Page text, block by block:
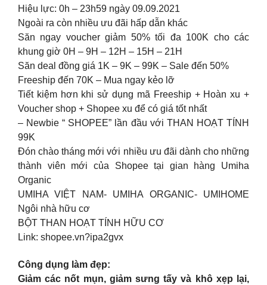
Hiệu lực: 0h – 23h59 ngày 09.09.2021
Ngoài ra còn nhiều ưu đãi hấp dẫn khác
Săn ngay voucher giảm 50% tối đa 100K cho các
khung giờ 0H – 9H – 12H – 15H – 21H
Săn deal đồng giá 1K – 9K – 99K – Sale đến 50%
Freeship đến 70K – Mua ngay kẻo lỡ
Tiết kiệm hơn khi sử dụng mã Freeship + Hoàn xu +
Voucher shop + Shopee xu để có giá tốt nhất
– Newbie “ SHOPEE” lần đầu với THAN HOẠT TÍNH
99K
Đón chào tháng mới với nhiều ưu đãi dành cho những
thành viên mới của Shopee tại gian hàng Umiha
Organic
UMIHA VIỆT NAM- UMIHA ORGANIC- UMIHOME
Ngôi nhà hữu cơ
BỘT THAN HOẠT TÍNH HỮU CƠ
Link: shopee.vn?ipa2gvx
Công dụng làm đẹp:
Giảm các nốt mụn, giảm sưng tấy và khô xẹp lại,